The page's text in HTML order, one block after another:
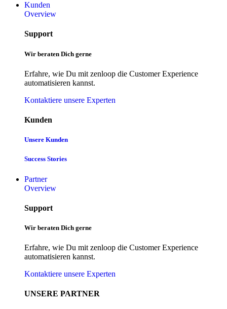
Kunden
Overview
Support
Wir beraten Dich gerne
Erfahre, wie Du mit zenloop die Customer Experience
automatisieren kannst.
Kontaktiere unsere Experten
Kunden
Unsere Kunden
Success Stories
Partner
Overview
Support
Wir beraten Dich gerne
Erfahre, wie Du mit zenloop die Customer Experience
automatisieren kannst.
Kontaktiere unsere Experten
UNSERE PARTNER